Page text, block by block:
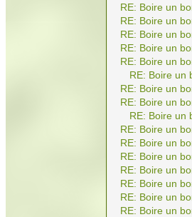
RE: Boire un
RE: Boire un
RE: Boire un
RE: Boire un
RE: Boire un
RE: Boire un
RE: Boire un
RE: Boire un
RE: Boire un
RE: Boire un
RE: Boire un
RE: Boire un
RE: Boire un
RE: Boire un
RE: Boire un
RE: Boire un